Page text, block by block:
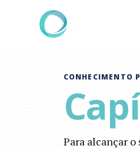
CONHECIMENTO
Para alcançar